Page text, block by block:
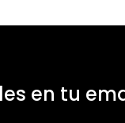
en tu